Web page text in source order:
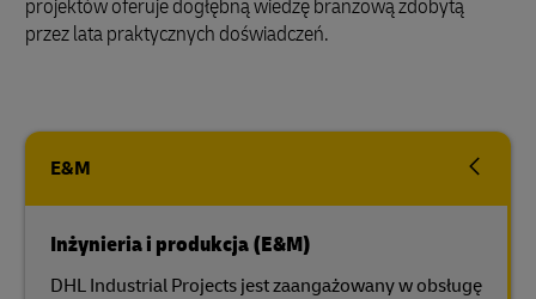
projektów oferuje dogłębną wiedzę branżową zdobytą
przez lata praktycznych doświadczeń.
E&M
Inżynieria i produkcja (E&M)
DHL Industrial Projects jest zaangażowany w obsługę